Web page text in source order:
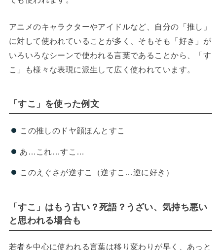
アニメのキャラクターやアイドルなど、自分の「推し」
に対して使われていることが多く、そもそも「好き」が
いろいろなシーンで使われる言葉であることから、「す
こ」も様々な表現に派生して広く使われています。
「すこ」を使った例文
この推しのドヤ顔ほんとすこ
あ…これ…すこ…
このえぐさが逆すこ（逆すこ…逆に好き）
「すこ」はもう古い？死語？うざい、気持ち悪い
と思われる場合も
若者を中心に使われる言葉は移り変わりが早く、あっと